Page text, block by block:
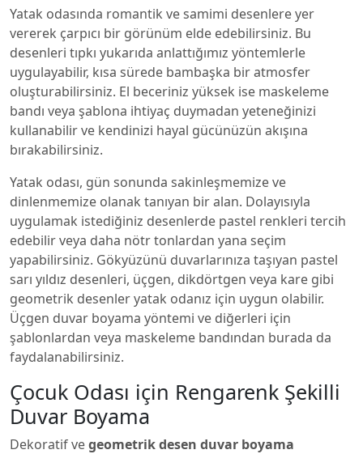
Yatak odasında romantik ve samimi desenlere yer
vererek çarpıcı bir görünüm elde edebilirsiniz. Bu
desenleri tıpkı yukarıda anlattığımız yöntemlerle
uygulayabilir, kısa sürede bambaşka bir atmosfer
oluşturabilirsiniz. El beceriniz yüksek ise maskeleme
bandı veya şablona ihtiyaç duymadan yeteneğinizi
kullanabilir ve kendinizi hayal gücünüzün akışına
bırakabilirsiniz.
Yatak odası, gün sonunda sakinleşmemize ve
dinlenmemize olanak tanıyan bir alan. Dolayısıyla
uygulamak istediğiniz desenlerde pastel renkleri tercih
edebilir veya daha nötr tonlardan yana seçim
yapabilirsiniz. Gökyüzünü duvarlarınıza taşıyan pastel
sarı yıldız desenleri, üçgen, dikdörtgen veya kare gibi
geometrik desenler yatak odanız için uygun olabilir.
Üçgen duvar boyama yöntemi ve diğerleri için
şablonlardan veya maskeleme bandından burada da
faydalanabilirsiniz.
Çocuk Odası için Rengarenk Şekilli
Duvar Boyama
Dekoratif vegeometrik desen duvar boyama